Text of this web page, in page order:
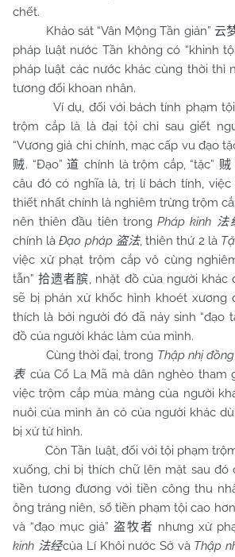
chết.
Khảo sát “Vân Mộng Tần giản” 云
pháp luật nước Tần không có “khinh
pháp luật các nước khác cùng thời thì
tương đối khoan nhân.
Ví dụ, đối với bách tính phạm tội
trộm cắp là là đại tội chỉ sau giết
“Vương giả chi chính, mạc cấp vu đạo
贼. “Đạo”道 chính là trộm cắp, “tặc” 贼
câu đó có nghĩa là, trị lí bách tính,
thiết nhất chính là nghiêm trừng trộm
nên thiên đầu tiên trongPháp kinh 法
chính làĐạo pháp 盗法, thiên thứ 2 là
việc xử phạt trộm cắp vô cùng
tẫn”拾遗者膑, nhặt đồ của người khác
sẽ bị phán xử khốc hình khoét xương
thích là bởi người đó đã nảy sinh “đạo
đồ của người khác làm của mình.
Cùng thời đại, trong Thập nhị
表 của Cổ La Mã mà dân nghèo tham
việc trộm cắp mùa màng của người
nuôi của mình ăn cỏ của người khác
bị xử tử hình.
Còn Tần luật, đối với tội phạm
xuống, chỉ bị thích chữ lên mặt sau đó
tiền tương đương với tiền công thu
ông tráng niên, số tiền phạm tội cao hơn
và “đạo mục giả” 盗牧者 nhưng xử
kinh 法经của Lí Khôi nước Sở và Thập